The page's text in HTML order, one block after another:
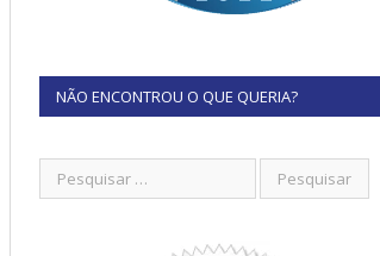
NÃO ENCONTROU O QUE QUERIA?